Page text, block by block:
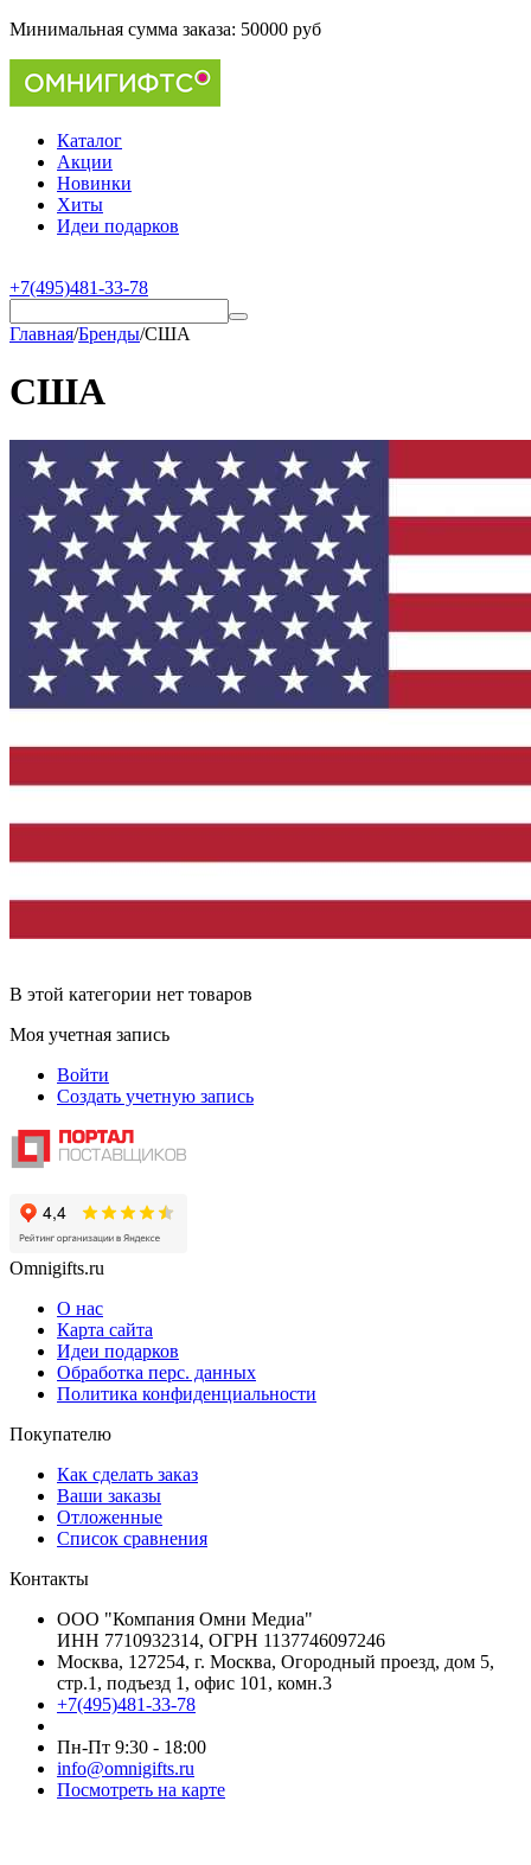
Минимальная сумма заказа: 50000 руб
Каталог
Акции
Новинки
Хиты
Идеи подарков
+7(495)481-33-78
Главная/Бренды/США
США
В этой категории нет товаров
Моя учетная запись
Войти
Создать учетную запись
Omnigifts.ru
О нас
Карта сайта
Идеи подарков
Обработка перс. данных
Политика конфиденциальности
Покупателю
Как сделать заказ
Ваши заказы
Отложенные
Список сравнения
Контакты
ООО "Компания Омни Медиа"
ИНН 7710932314, ОГРН 1137746097246
Москва, 127254, г. Москва, Огородный проезд, дом 5,
стр.1, подъезд 1, офис 101, комн.3
+7(495)481-33-78
Пн-Пт 9:30 - 18:00
info@omnigifts.ru
Посмотреть на карте